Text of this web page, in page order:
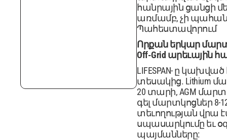
հանրային ցանցի
առմամբ, չի
Պահեստավորում
Որքան երկար
Off-Grid արեւային
LIFESPAN- ը
տեսակից. Lithium
20 տարի, AGM
գել մարտկոցներ 8-
տեւողության վրա
սպասարկումը եւ
պայմանները: